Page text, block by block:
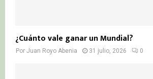
¿Cuánto vale ganar un Mundial?
Por Juan Royo Abenia 31 julio, 2026 0